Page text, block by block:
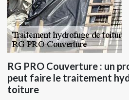
RG PRO Couverture : un
peut faire le traitement
toiture